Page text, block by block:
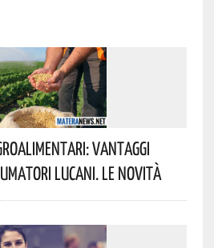
Vantaggi
Lucani. Le Novità